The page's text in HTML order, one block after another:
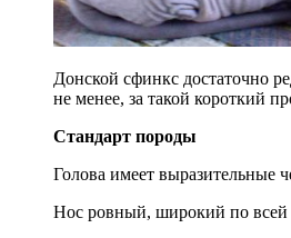
Донской сфинкс достаточно
не менее, за такой короткий
Стандарт породы
Голова имеет выразительные
Нос ровный, широкий по всей